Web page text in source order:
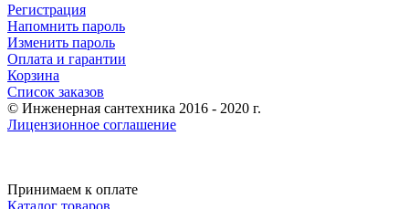
Регистрация
Напомнить пароль
Изменить пароль
Оплата и гарантии
Корзина
Список заказов
© Инженерная сантехника 2016 - 2020 г.
Лицензионное соглашение
Принимаем к оплате
Каталог товаров